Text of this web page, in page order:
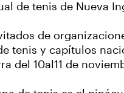
de tenis de Nueva
de
tenis y capítulos
del 10al11 de